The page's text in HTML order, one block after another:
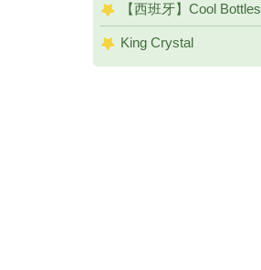
【西班牙】Cool Bottles
King Crystal